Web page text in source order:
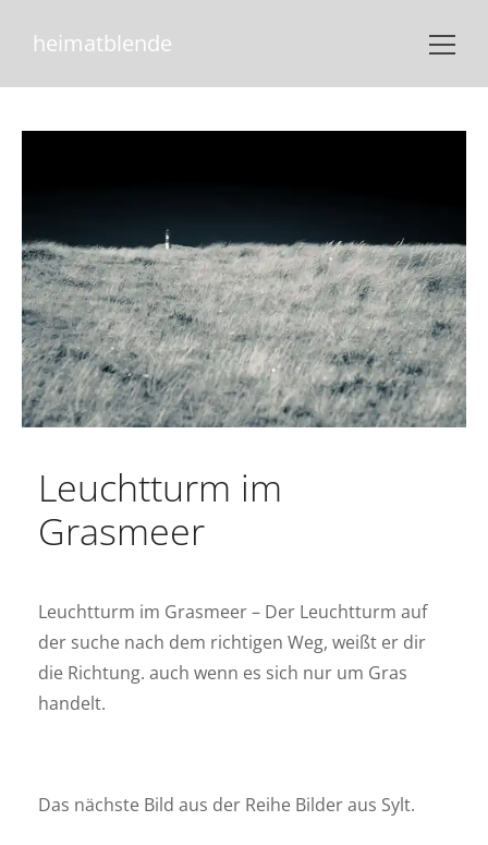
heimatblende
ANSEHEN
Leuchtturm im
Grasmeer
Leuchtturm im Grasmeer – Der Leuchtturm auf
der suche nach dem richtigen Weg, weißt er dir
die Richtung. auch wenn es sich nur um Gras
handelt.
Das nächste Bild aus der Reihe Bilder aus Sylt.